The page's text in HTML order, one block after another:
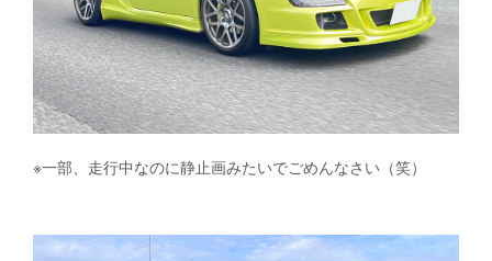
※一部、走行中なのに静止画みたいでごめんなさい（笑）